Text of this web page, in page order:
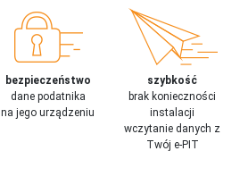
bezpieczeństwo
dane podatnika
na jego urządzeniu
szybkość
brak konieczności
instalacji
wczytanie danych z
Twój e-PIT